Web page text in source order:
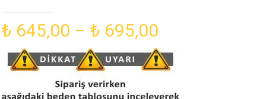
₺ 645,00 – ₺ 695,00
aralığı:
₺ 645,00